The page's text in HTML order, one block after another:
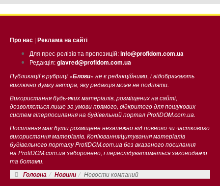
Про нас | Реклама на сайті
Для прес-релізів та пропозицій:info@profidom.com.ua
Редакція:glavred@profidom.com.ua
Публикації в рубриці «Блоги» не є редакційними, і відображають
виключно думку автора, яку редакція може не поділяти.
Використання будь-яких матеріалів, розміщених на сайті,
дозволяється лише за умови прямого, відкритого для пошукових
систем гіперпосилання на будівельний портал ProfiDOM.com.ua.
Посилання має бути розміщене незалежно від повного чи часткового
використання матеріалів. Копіювання/цитування матеріалів
будівельного порталу ProfiDOM.com.ua без вказаного посилання
на ProfiDOM.com.ua заборонено, і переслідуватиметься законодавчо
та ботами.
Головна
Новини Новости компаний